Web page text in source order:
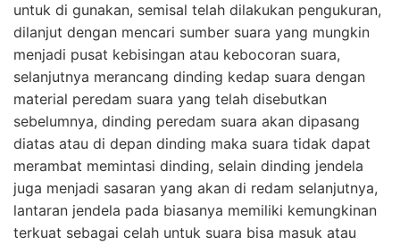
untuk di gunakan, semisal telah dilakukan pengukuran,
dilanjut dengan mencari sumber suara yang mungkin
menjadi pusat kebisingan atau kebocoran suara,
selanjutnya merancang dinding kedap suara dengan
material peredam suara yang telah disebutkan
sebelumnya, dinding peredam suara akan dipasang
diatas atau di depan dinding maka suara tidak dapat
merambat memintasi dinding, selain dinding jendela
juga menjadi sasaran yang akan di redam selanjutnya,
lantaran jendela pada biasanya memiliki kemungkinan
terkuat sebagai celah untuk suara bisa masuk atau